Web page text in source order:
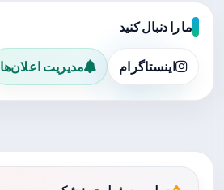
ما را دنبال کنید
اینستاگرام مدیریت اعلان‌ها